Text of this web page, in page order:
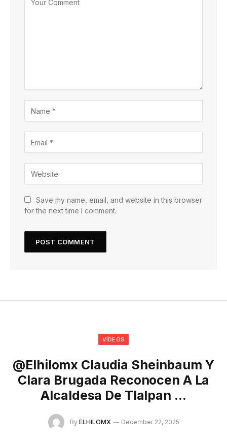
Save my name, email, and website in this browser
for the next time I comment.
VÍDEOS
@elhilomx Claudia Sheinbaum Y
Clara Brugada Reconocen A La
Alcaldesa De Tlalpan …
By ELHILOMX December 22, 2025